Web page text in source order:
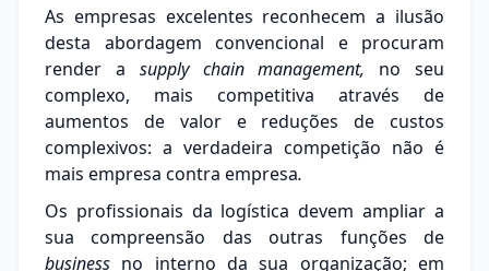
As empresas excelentes reconhecem a ilusão
desta abordagem convencional e procuram
render a supply chain management, no seu
complexo, mais competitiva através de
aumentos de valor e reduções de custos
complexivos: a verdadeira competição não é
mais empresa contra empresa.
Os profissionais da logística devem ampliar a
sua compreensão das outras funções de
business no interno da sua organização; em